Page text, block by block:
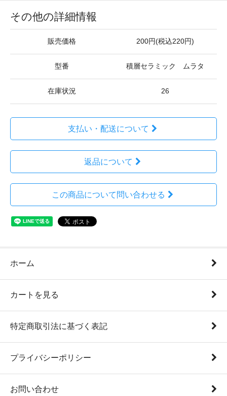
その他の詳細情報
販売価格 200円(税込220円)
型番 積層セラミック ムラタ
在庫状況 26
支払い・配送について
返品について
この商品について問い合わせる
ホーム
カートを見る
特定商取引法に基づく表記
プライバシーポリシー
お問い合わせ